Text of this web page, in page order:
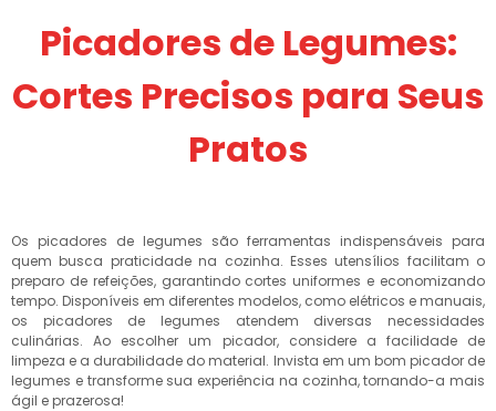
Picadores de Legumes:
Cortes Precisos para Seus
Pratos
Os picadores de legumes são ferramentas indispensáveis para
quem busca praticidade na cozinha. Esses utensílios facilitam o
preparo de refeições, garantindo cortes uniformes e economizando
tempo. Disponíveis em diferentes modelos, como elétricos e manuais,
os picadores de legumes atendem diversas necessidades
culinárias. Ao escolher um picador, considere a facilidade de
limpeza e a durabilidade do material. Invista em um bom picador de
legumes e transforme sua experiência na cozinha, tornando-a mais
ágil e prazerosa!